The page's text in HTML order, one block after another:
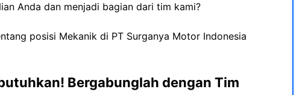
Anda dan menjadi bagian dari tim kami?
posisi Mekanik di PT Surganya Motor Indonesia
Bergabunglah dengan Tim